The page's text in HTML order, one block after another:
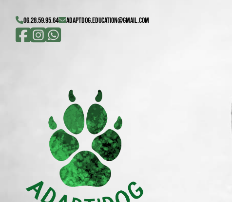
06.28.59.95.64 adaptdog.education@gmail.com